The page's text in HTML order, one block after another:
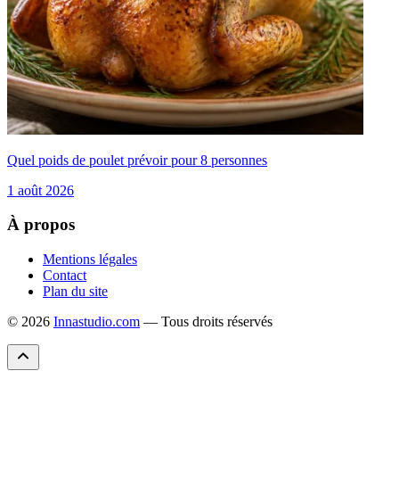
Quel poids de poulet prévoir pour 8 personnes
1 août 2026
À propos
Mentions légales
Contact
Plan du site
© 2026 Innastudio.com — Tous droits réservés